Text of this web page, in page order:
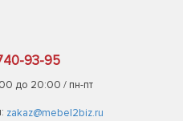
93-95
до 20:00 / пн-пт
zakaz@mebel2biz.ru